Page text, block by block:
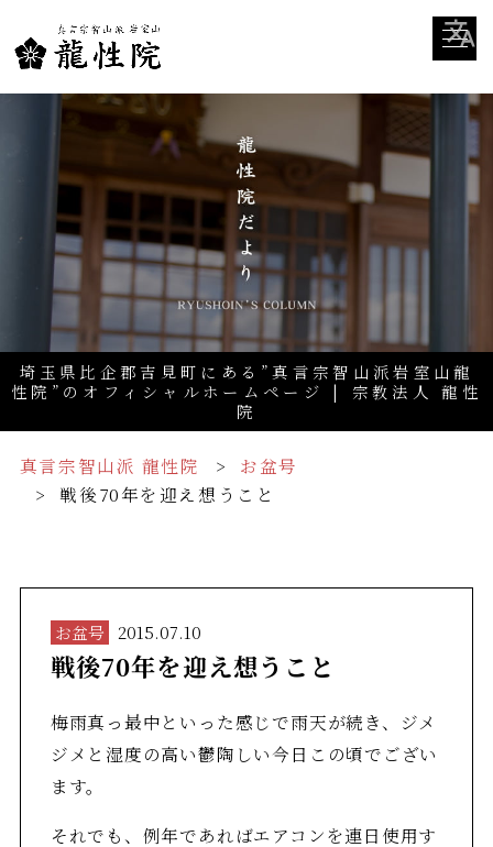
埼玉県比企郡吉見町にある”真言宗智山派岩室山龍
性院”のオフィシャルホームページ | 宗教法人 龍性
院
真言宗智山派 龍性院
お盆号
戦後70年を迎え想うこと
お盆号 2015.07.10
戦後70年を迎え想うこと
梅雨真っ最中といった感じで雨天が続き、ジメ
ジメと湿度の高い鬱陶しい今日この頃でござい
ます。
それでも、例年であればエアコンを連日使用す